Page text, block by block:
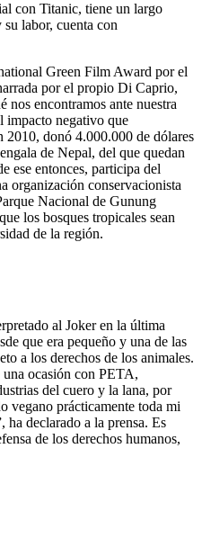
con Titanic, tiene un largo
labor, cuenta con
Green Film Award por el
por el propio Di Caprio,
nos encontramos ante nuestra
impacto negativo que
2010, donó 4.000.000 de dólares
de Nepal, del que quedan
ese entonces, participa del
organización conservacionista
Nacional de Gunung
los bosques tropicales sean
de la región.
al Joker en la última
que era pequeño y una de las
a los derechos de los animales.
una ocasión con PETA,
del cuero y la lana, por
vegano prácticamente toda mi
ha declarado a la prensa. Es
de los derechos humanos,